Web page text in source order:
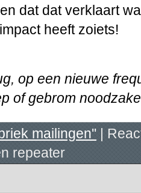
dat dat verklaart
heeft zoiets!
op een nieuwe
of gebrom
mailingen'' |
repeater